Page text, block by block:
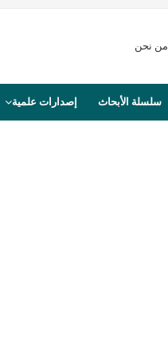
من نحن
سلسلة الأبحاث إصدارات علمية